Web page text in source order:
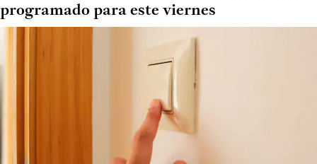
programado para este viernes